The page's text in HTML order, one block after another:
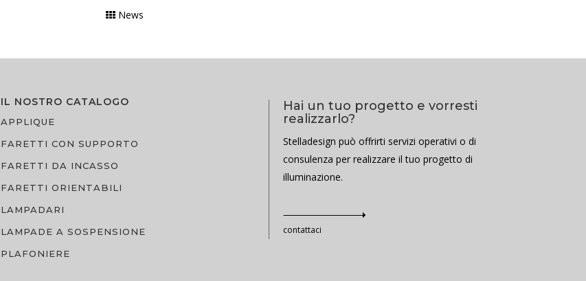
News
IL NOSTRO CATALOGO
APPLIQUE
FARETTI CON SUPPORTO
FARETTI DA INCASSO
FARETTI ORIENTABILI
LAMPADARI
LAMPADE A SOSPENSIONE
PLAFONIERE
Hai un tuo progetto e vorresti
realizzarlo?
Stelladesign può offrirti servizi operativi o di
consulenza per realizzare il tuo progetto di
illuminazione.
contattaci